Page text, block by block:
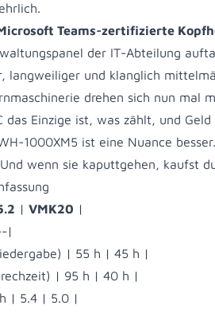
Teams-zertifizierte
der IT-Abteilung
langweiliger und klanglich
drehen sich nun mal
das Einzige ist, was zählt, und
1000XM5 ist eine Nuance
wenn sie kaputtgehen, kaufst
| VMK20 |
|
| 55 h | 45 h |
| 95 h | 40 h |
| 5.4 | 5.0 |